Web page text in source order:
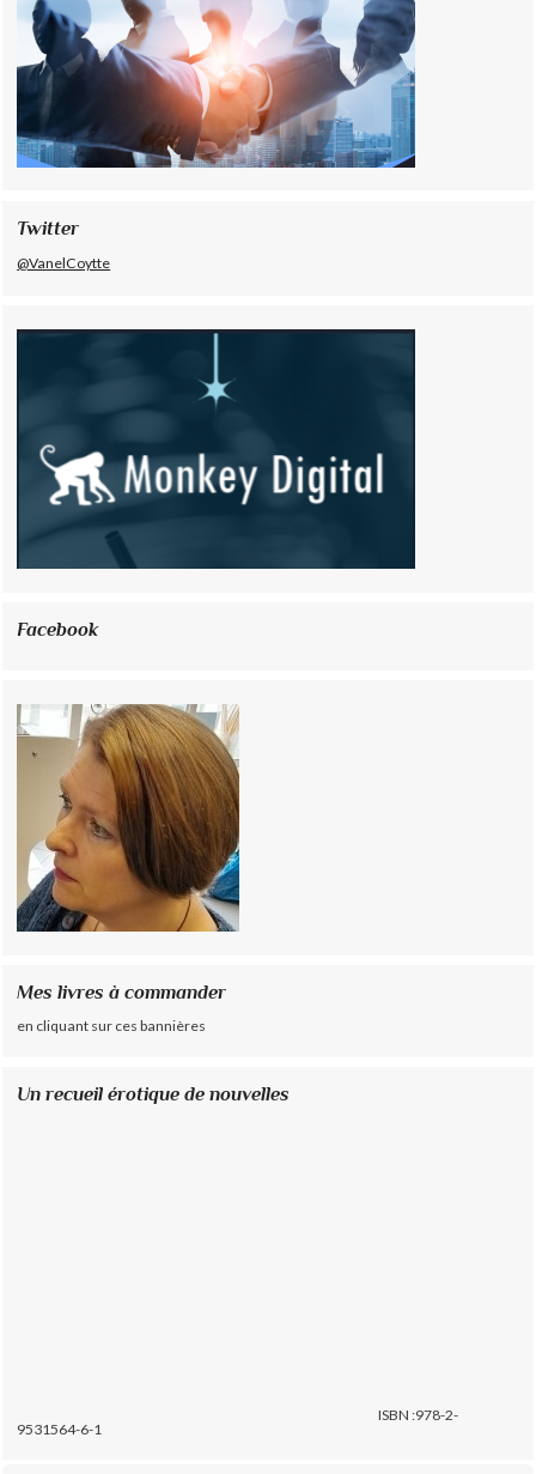
Twitter
@VanelCoytte
Facebook
Mes livres à commander
en cliquant sur ces bannières
Un recueil érotique de nouvelles
ISBN :978-2-
9531564-6-1